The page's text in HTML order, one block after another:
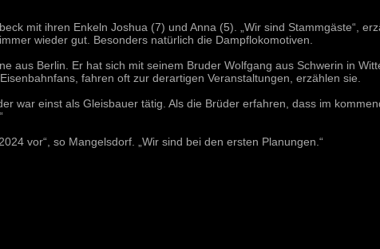
mit ihren Enkeln Joshua (7) und Anna (5). „Wir sind Stammgäste“,
wieder gut. Besonders natürlich die Dampflokomotiven.
aus Berlin. Er hat sich mit seinem Bruder Wolfgang aus Schwerin in
fahren oft zur derartigen Veranstaltungen, erzählen sie.
war einst als Gleisbauer tätig. Als die Brüder erfahren, dass im
vor“, so Mangelsdorf. „Wir sind bei den ersten Planungen.“